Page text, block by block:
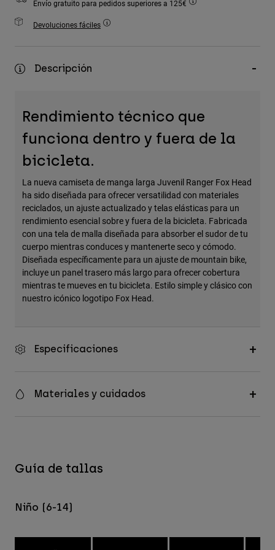
Accesorios
Gorras y Gorros
Envío gratuito para pedidos superiores a 125€
Devoluciones fáciles
Descripción
Rendimiento técnico que
funciona dentro y fuera de la
bicicleta.
La nueva camiseta de manga larga Juvenil Ranger Fox Head
ha sido diseñada para ofrecer versatilidad con materiales
reciclados, un ajuste actualizado y telas elásticas para un
rendimiento esencial sobre y fuera de la bicicleta. Fabricada
con una tela de malla diseñada para absorber el sudor de tu
cuerpo mientras conduces y mantenerte seco y cómodo.
Diseñada específicamente para un ajuste de mountain bike,
incluye un panel trasero más largo para ofrecer cobertura
mientras te mueves en tu bicicleta. Estilo simple y clásico con
nuestro icónico logotipo Fox Head.
Especificaciones
Materiales y cuidados
Guía de tallas
Niño (6-14)